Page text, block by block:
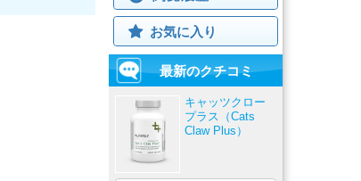
お気に入り
最新のクチコミ
キャッツクロー
プラス（Cats
Claw Plus）